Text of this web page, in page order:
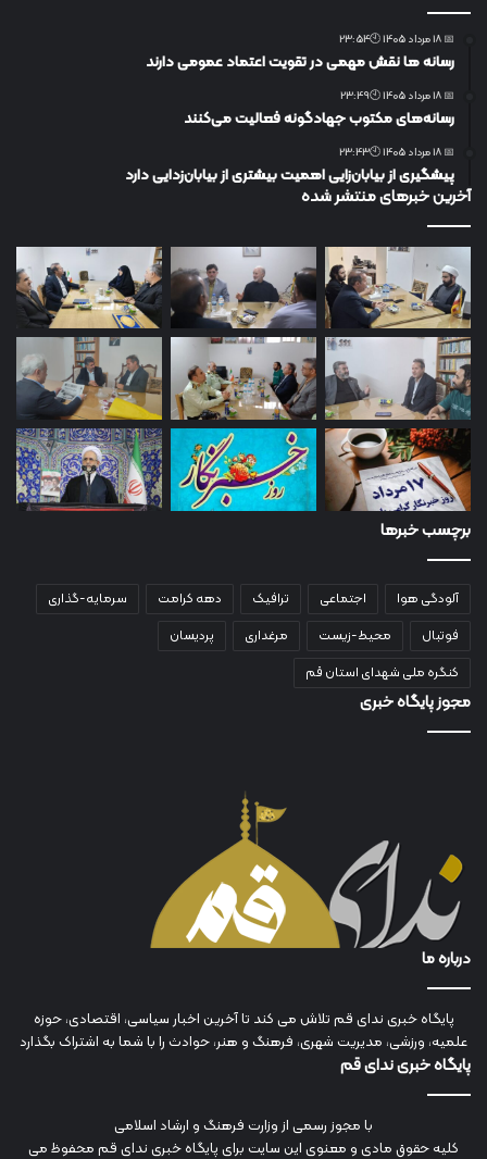
📅 18 مرداد 1405 🕙23:54
رسانه ها نقش مهمی در تقویت اعتماد عمومی دارند
📅 18 مرداد 1405 🕙23:49
رسانه‌های مکتوب جهادگونه فعالیت می‌کنند
📅 18 مرداد 1405 🕙23:43
پیشگیری از بیابان‌زایی اهمیت بیشتری از بیابان‌زدایی دارد
آخرین خبرهای منتشر شده
برچسب خبرها
آلودگی هوا اجتماعی ترافیک دهه کرامت
سرمایه-گذاری
فوتبال
محیط-زیست مرغداری
پردیسان
کنگره ملی شهدای استان قم
مجوز پایگاه خبری
درباره ما
پایگاه خبری ندای قم تلاش می کند تا آخرین اخبار سیاسی، اقتصادی، حوزه
علمیه، ورزشی، مدیریت شهری، فرهنگ و هنر، حوادث را با شما به اشتراک بگذارد
پایگاه خبری ندای قم
با مجوز رسمی از وزارت فرهنگ و ارشاد اسلامی
کلیه حقوق مادی و معنوی این سایت برای پایگاه خبری ندای قم محفوظ می